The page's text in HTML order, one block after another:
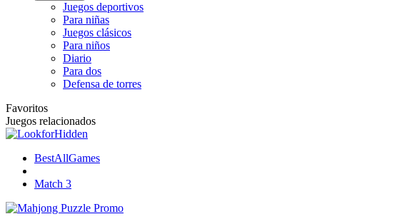
Juegos deportivos
Para niñas
Juegos clásicos
Para niños
Diario
Para dos
Defensa de torres
Favoritos
Juegos relacionados
BestAllGames
Match 3